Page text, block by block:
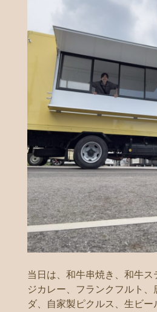
当日は、和牛串焼き、和牛ス
ジカレー、フランクフルト、
ダ、自家製ピクルス、生ビー